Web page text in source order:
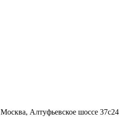
Москва, Алтуфьевское шоссе 37с24